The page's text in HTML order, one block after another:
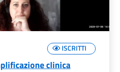
ISCRITTI
clinica